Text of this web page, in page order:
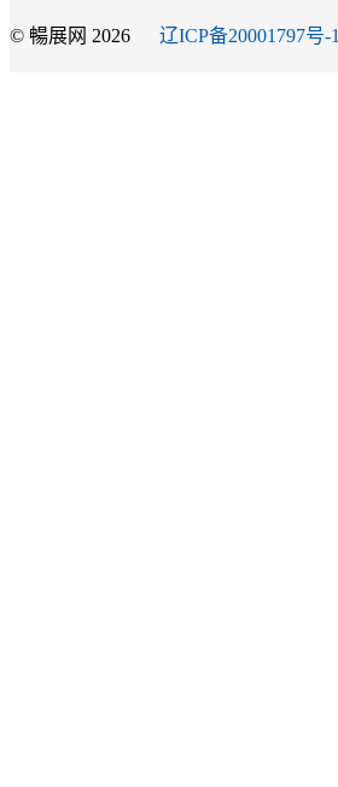
© 暢展网 2026 辽ICP备20001797号-1